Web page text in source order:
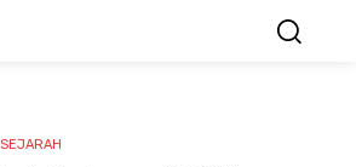
SEJARAH